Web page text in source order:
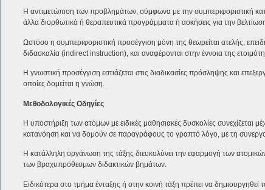
Η αντιμετώπιση των προβλημάτων, σύμφωνα με την συμπεριφοριστική
άλλα διορθωτικά ή θεραπευτικά προγράμματα ή ασκήσεις για την
Ωστόσο η συμπεριφοριστική προσέγγιση μόνη της θεωρείται ατελής,
διδασκαλία (indirect instruction), και αναφέρονται στην έννοια της
Η γνωστική προσέγγιση εστιάζεται στις διαδικασίες πρόσληψης και
οποίες δομείται η γνώση.
Μεθοδολογικές Οδηγίες
Η υποστήριξη των ατόμων με ειδικές μαθησιακές δυσκολίες
κατανόηση και να δομούν σε παραγράφους το γραπτό λόγο, με τη
Η κατάλληλη οργάνωση της τάξης διευκολύνει την εφαρμογή των
των βραχυπρόθεσμων διδακτικών βημάτων.
Ειδικότερα στο τμήμα ένταξης ή στην κοινή τάξη πρέπει να